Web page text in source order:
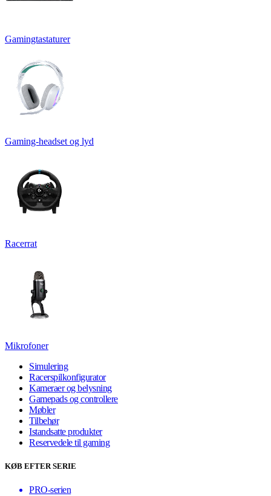
Gamingtastaturer
Gaming-headset og lyd
Racerrat
Mikrofoner
Simulering
Racerspilkonfigurator
Kameraer og belysning
Gamepads og controllere
Møbler
Tilbehør
Istandsatte produkter
Reservedele til gaming
KØB EFTER SERIE
PRO-serien